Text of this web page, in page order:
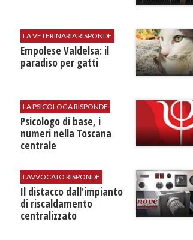
LA VETERINARIA RISPONDE
Empolese Valdelsa: il
paradiso per gatti
LA PSICOLOGA RISPONDE
Psicologo di base, i
numeri nella Toscana
centrale
L'AVVOCATO RISPONDE
Il distacco dall'impianto
di riscaldamento
centralizzato